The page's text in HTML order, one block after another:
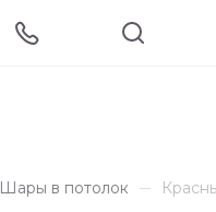
Шары в потолок